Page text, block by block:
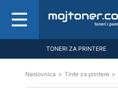
TONERI ZA PRINTERE
Naslovnica > Tinte za printere >